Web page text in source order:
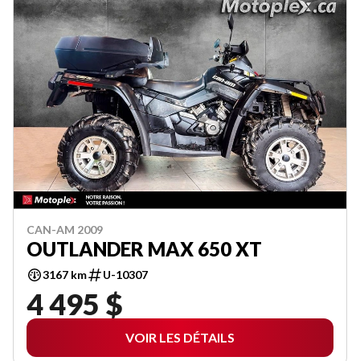
CAN-AM 2009
OUTLANDER MAX 650 XT
3167 km U-10307
4 495 $
VOIR LES DÉTAILS